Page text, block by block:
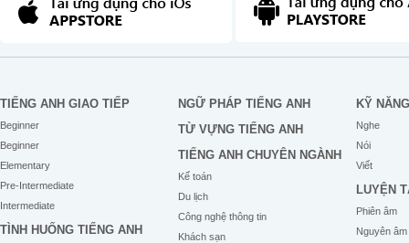
I miss you
TIẾNG ANH GIAO TIẾP
Beginner
Beginner
Elementary
Pre-Intermediate
Intermediate
TÌNH HUỐNG TIẾNG ANH
NGỮ PHÁP TIẾNG ANH
TỪ VỰNG TIẾNG ANH
TIẾNG ANH CHUYÊN NGÀNH
Kế toán
Du lịch
Công nghệ thông tin
Khách sạn
KỸ NĂNG
Nghe
Nói
Viết
LUYỆN
Phiên âm
Nguyên âm